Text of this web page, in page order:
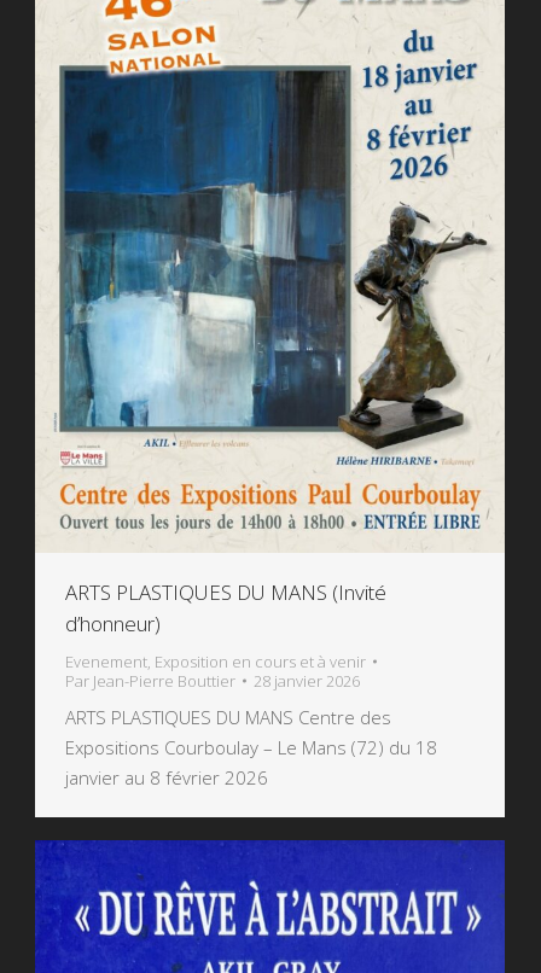
ARTS PLASTIQUES DU MANS (Invité
d’honneur)
Evenement, Exposition en cours et à venir
Par Jean-Pierre Bouttier 28 janvier 2026
ARTS PLASTIQUES DU MANS Centre des
Expositions Courboulay – Le Mans (72) du 18
janvier au 8 février 2026